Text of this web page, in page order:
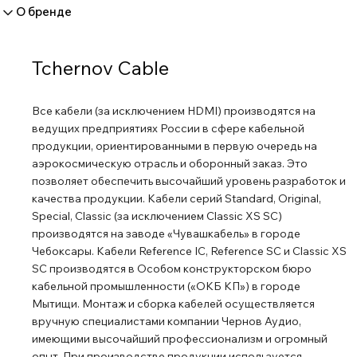
О бренде
Tchernov Cable
Все кабели (за исключением HDMI) производятся на
ведущих предприятиях России в сфере кабельной
продукции, ориентированными в первую очередь на
аэрокосмическую отрасль и оборонный заказ. Это
позволяет обеспечить высочайший уровень разработок и
качества продукции. Кабели серий Standard, Original,
Special, Classic (за исключением Classic XS SC)
производятся на заводе «Чувашкабель» в городе
Чебоксары. Кабели Reference IC, Reference SC и Classic XS
SC производятся в Особом конструкторском бюро
кабельной промышленности («ОКБ КП») в городе
Мытищи. Монтаж и сборка кабелей осуществляется
вручную специалистами компании Чернов Аудио,
имеющими высочайший профессионализм и огромный